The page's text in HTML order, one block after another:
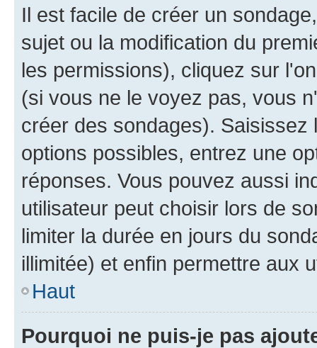
Il est facile de créer un
sujet ou la modification du
les permissions), cliquez sur
(si vous ne le voyez pas, vous
créer des sondages).
options possibles, entrez une
réponses. Vous pouvez aussi
utilisateur peut choisir lors de
limiter la durée en jours du
illimitée) et enfin permettre aux
Haut
Pourquoi ne puis-je pas